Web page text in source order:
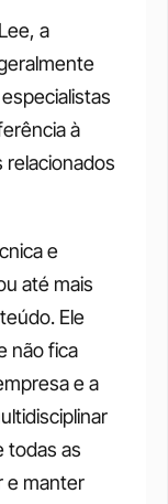
a
à
e
até mais
Ele
não fica
e a
todas as
e manter